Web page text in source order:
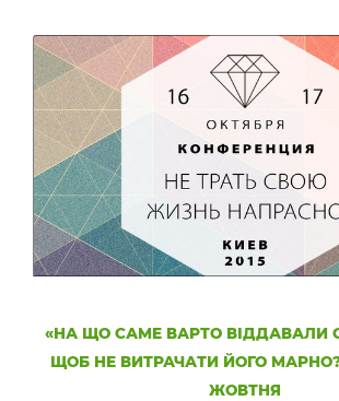
«НА ЩО САМЕ ВАРТО ВІДДАВАЛИ
ЩОБ НЕ ВИТРАЧАТИ ЙОГО
ЖОВТНЯ